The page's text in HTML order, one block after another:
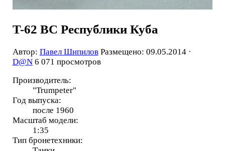
T-62 ВС Республики Куба
Автор: Павел Шипилов Размещено: 09.05.2014 ·
D@N 6 071 просмотров
Производитель:
"Trumpeter"
Год выпуска:
после 1960
Масштаб модели:
1:35
Тип бронетехники: